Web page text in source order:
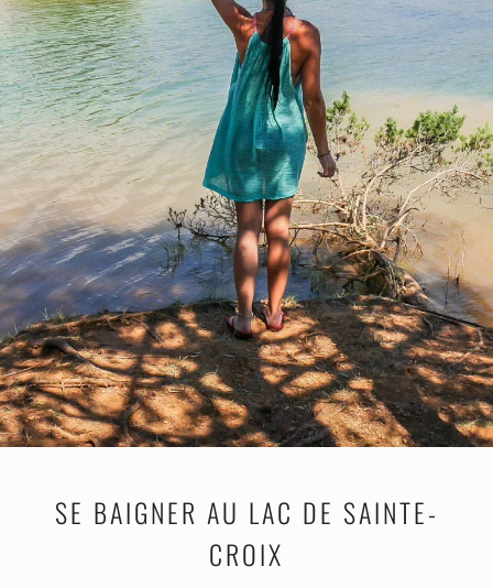
SE BAIGNER AU LAC DE SAINTE-
CROIX